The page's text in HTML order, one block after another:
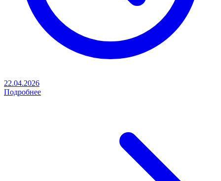
22.04.2026
Подробнее